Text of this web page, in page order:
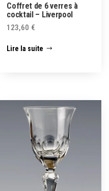
Coffret de 6 verres à
cocktail – Liverpool
123,60 €
Lire la suite